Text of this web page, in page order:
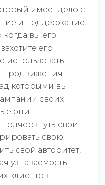
имеет дело с
и поддержание
когда вы его
его
использовать
продвижения
которыми вы
своих
они
свои
свою
свой авторитет,
узнаваемость
клиентов.